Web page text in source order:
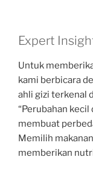
Expert
Untuk
kami berbicara
ahli gizi terkenal
“Perubahan
membuat
Memilih
memberikan